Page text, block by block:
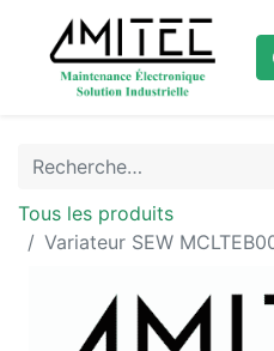
Tous les produits
Variateur SEW